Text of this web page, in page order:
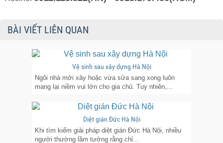
BÀI VIẾT LIÊN QUAN
Vệ sinh sau xây dựng Hà Nội
Ngôi nhà mới xây hoặc vừa sửa sang xong luôn
mang lại niềm vui lớn cho gia chủ. Tuy nhiên,...
Diệt gián Đức Hà Nội
Khi tìm kiếm giải pháp diệt gián Đức Hà Nội, nhiều
người thường lầm tưởng rằng chỉ...